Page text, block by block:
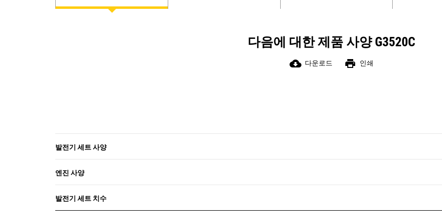
다음에 대한 제품 사양 G3520C
cloud_download 다운로드 print 인쇄
발전기 세트 사양
엔진 사양
발전기 세트 치수